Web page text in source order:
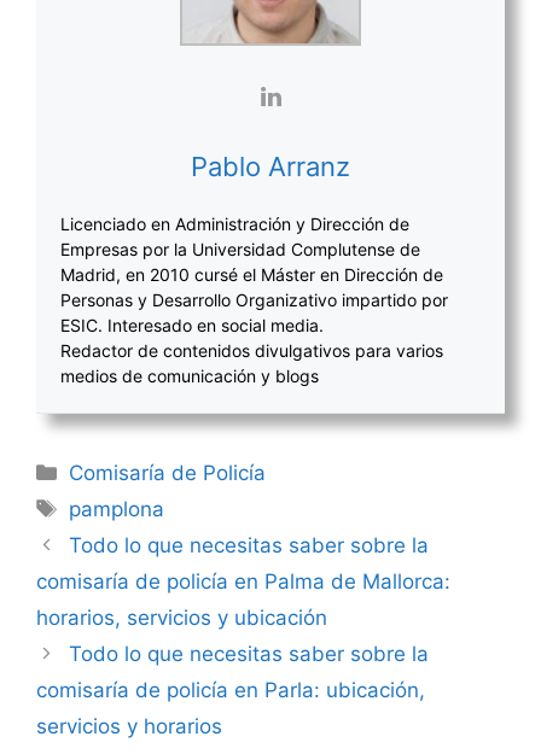
Pablo Arranz
Licenciado en Administración y Dirección de
Empresas por la Universidad Complutense de
Madrid, en 2010 cursé el Máster en Dirección de
Personas y Desarrollo Organizativo impartido por
ESIC. Interesado en social media.
Redactor de contenidos divulgativos para varios
medios de comunicación y blogs
Categorías
Comisaría de Policía
Etiquetas
pamplona
Navegación
Todo lo que necesitas saber sobre la
comisaría de policía en Palma de Mallorca:
horarios, servicios y ubicación
Todo lo que necesitas saber sobre la
comisaría de policía en Parla: ubicación,
servicios y horarios